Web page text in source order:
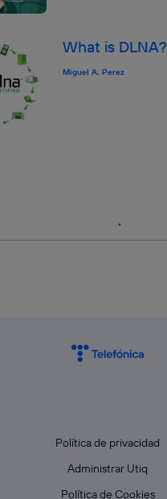
What is DLNA?
Miguel A. Perez
Política de privacidad
Administrar Utiq
Política de Cookies